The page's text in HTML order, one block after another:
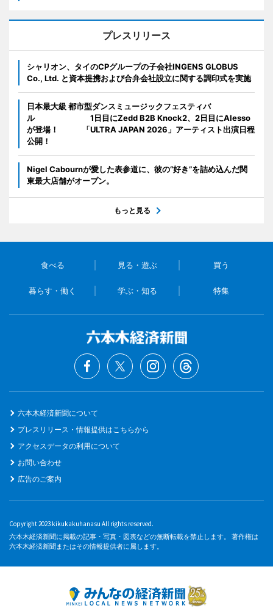
プレスリリース
シャリオン、タイのCPグループの子会社INGENS GLOBUS
Co., Ltd. と資本提携および合弁会社設立に関する調印式を実施
日本最大級 都市型ダンスミュージックフェスティバ
ル 1日目にZedd B2B Knock2、2日目にAlesso
が登場！ 「ULTRA JAPAN 2026」アーティスト出演日程
公開！
Nigel Cabournが愛した表参道に、彼の“好き”を詰め込んだ関
東最大店舗がオープン。
もっと見る
食べる 見る・遊ぶ 買う
暮らす・働く 学ぶ・知る 特集
六本木経済新聞について
プレスリリース・情報提供はこちらから
アクセスデータの利用について
お問い合わせ
広告のご案内
Copyright 2023 kikukakuhanasu All rights reserved.
六本木経済新聞に掲載の記事・写真・図表などの無断転載を禁止します。 著作権は
六本木経済新聞またはその情報提供者に属します。